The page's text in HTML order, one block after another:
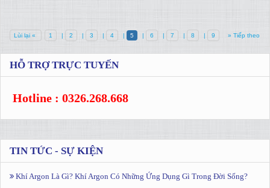
Lùi lại « 1 | 2 | 3 | 4 | 5 | 6 | 7 | 8 | 9 » Tiếp theo
HỖ TRỢ TRỰC TUYẾN
Hotline : 0326.268.668
TIN TỨC - SỰ KIỆN
Khí Argon Là Gì? Khí Argon Có Những Ứng Dụng Gì Trong Đời Sống?